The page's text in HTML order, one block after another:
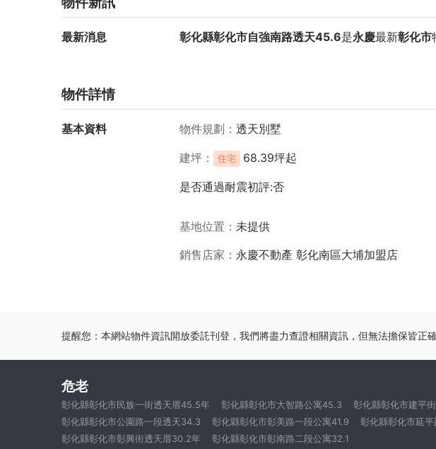
最新消息 彰化縣彰化市自強南路透天45.6是永慶最新彰化市
物件詳情
基本資料 物件規劃 透天別墅
建坪 住宅 68.39坪起
是否通過耐震初評:否
基地位置
未提供
銷售店家
永慶不動產 彰化南區大埔加盟店
提醒您：本網站物件資訊開放委託刊登，我們將盡力查證相關資訊，但無法擔保皆正確
危老
彰化縣彰化市民族一街透天厝45.5年 彰化縣彰化市大智路公寓45.3 彰化縣彰化市建平
彰化縣彰化市公園路一段透天34.3
彰化縣彰化市彰美路一段公寓41.9 彰化縣彰化市延
彰化縣彰化市彰興街透天厝30.2年
彰化縣彰化市彰南路二段公寓32.1